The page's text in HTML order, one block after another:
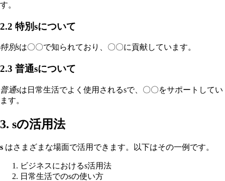
す。
2.2 特別sについて
特別sは〇〇で知られており、〇〇に貢献しています。
2.3 普通sについて
普通sは日常生活でよく使用されるsで、〇〇をサポートしてい
ます。
3. sの活用法
s はさまざまな場面で活用できます。以下はその一例です。
ビジネスにおけるs活用法
日常生活でのsの使い方